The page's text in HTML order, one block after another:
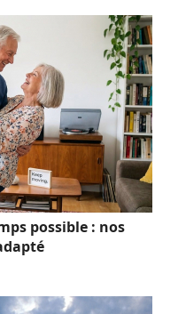
possible : nos